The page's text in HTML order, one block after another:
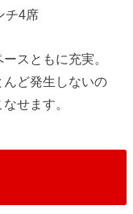
チ4席
スともに充実。
ど発生しないの
せます。